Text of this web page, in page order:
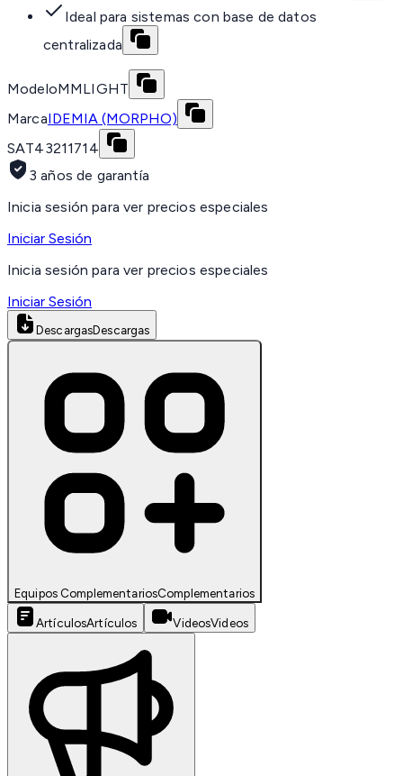
Ideal para sistemas con base de datos
centralizada
ModeloMMLIGHT
MarcaIDEMIA (MORPHO)
SAT43211714
3 años de garantía
Inicia sesión para ver precios especiales
Iniciar Sesión
Inicia sesión para ver precios especiales
Iniciar Sesión
DescargasDescargas
Equipos ComplementariosComplementarios
ArtículosArtículos VideosVideos